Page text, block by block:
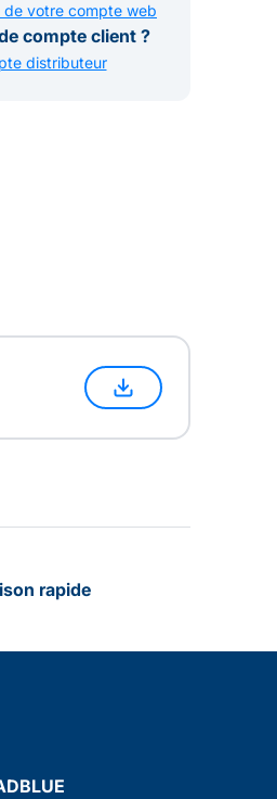
de votre compte web
compte client ?
distributeur
rapide